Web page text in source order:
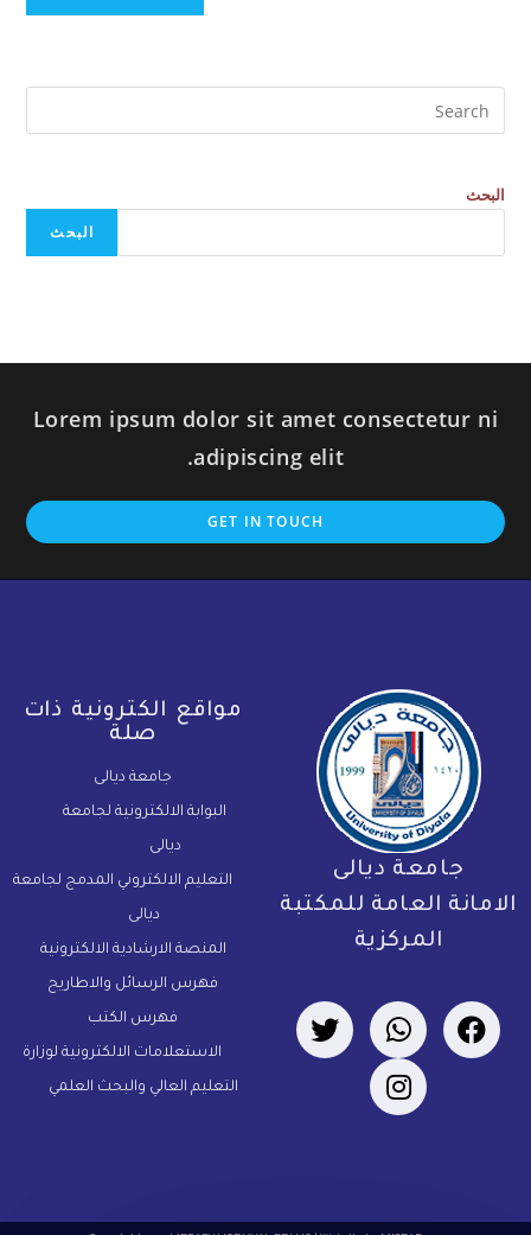
البحث
البحث
Lorem ipsum dolor sit amet consectetur ni
adipiscing elit.
GET IN TOUCH
جامعة ديالى
العامة للمكتبة
المركزية
مواقع الكترونية ذات
صلة
جامعة ديالى
البوابة الالكترونية لجامعة
ديالى
التعليم الالكتروني المدمج لجامعة
ديالى
المنصة الارشادية الالكترونية
فهرس الرسائل والاطاريح
فهرس الكتب
الاستعلامات الالكترونية لوزارة
التعليم العالي والبحث العلمي